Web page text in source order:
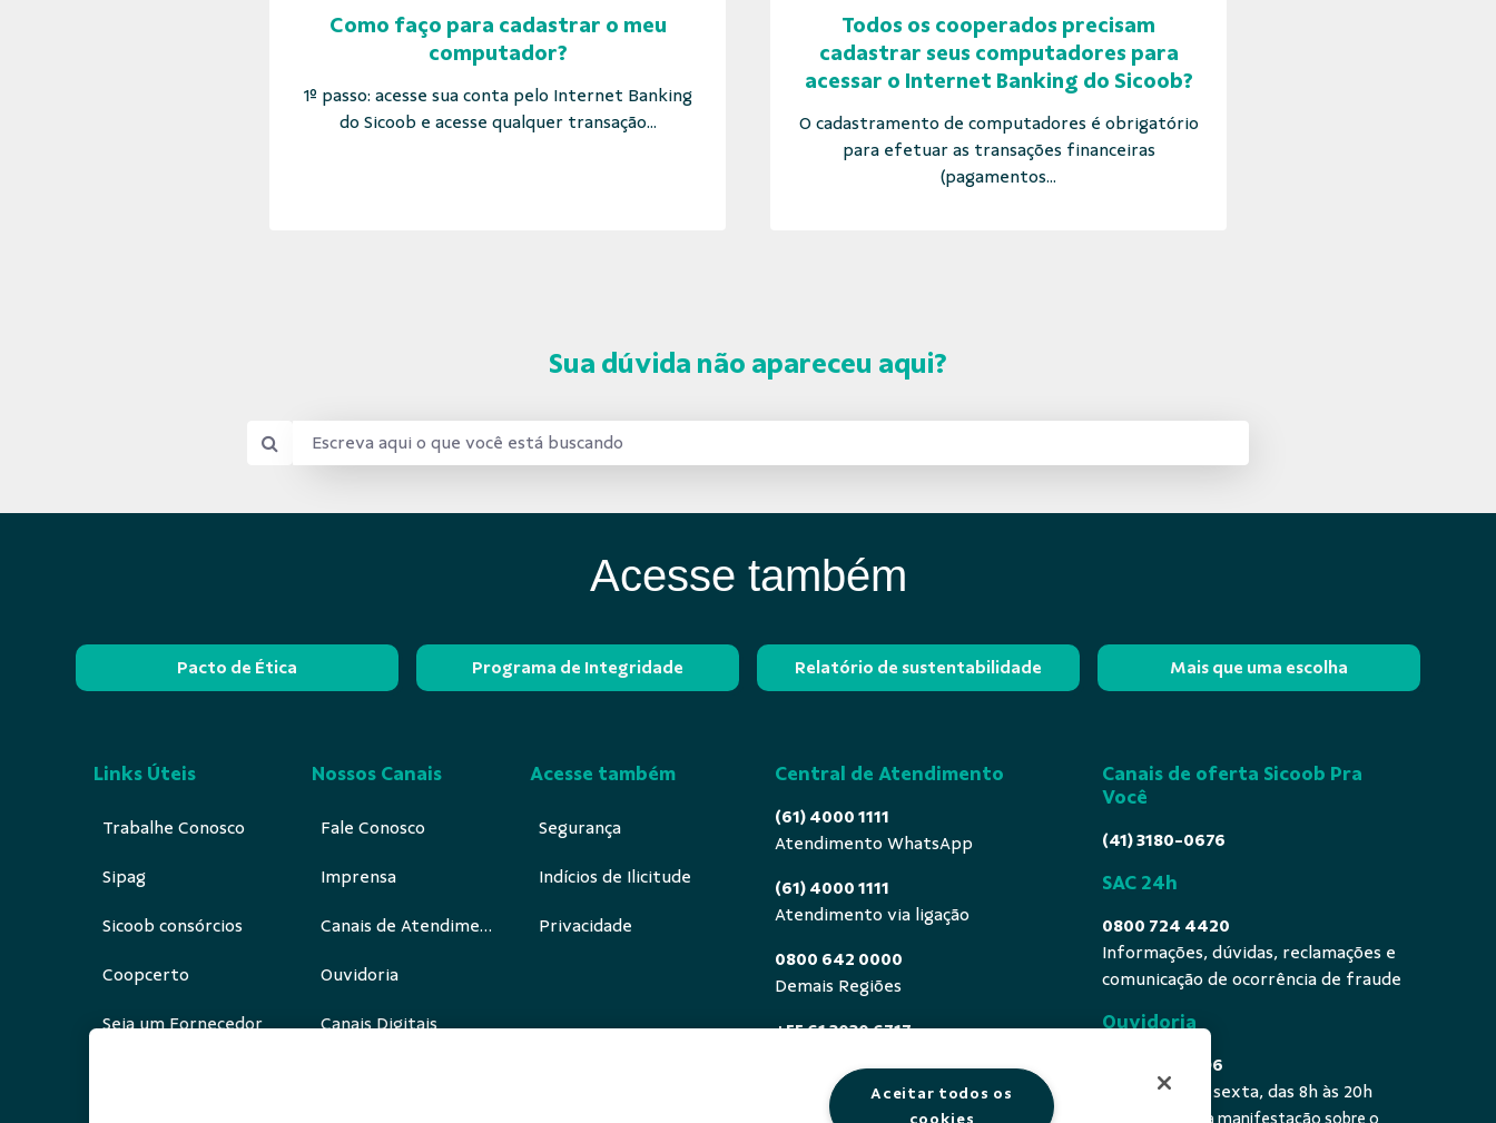
Como faço para cadastrar o meu
computador?
1º passo: acesse sua conta pelo Internet Banking
do Sicoob e acesse qualquer transação...
Todos os cooperados precisam
cadastrar seus computadores para
acessar o Internet Banking do Sicoob?
O cadastramento de computadores é obrigatório
para efetuar as transações financeiras
(pagamentos...
Sua dúvida não apareceu aqui?
Acesse também
Pacto de Ética Programa de Integridade Relatório de sustentabilidade Mais que uma escolha
Links Úteis
Trabalhe Conosco
Sipag
Sicoob consórcios
Coopcerto
Seja um Fornecedor
Nossos Canais
Fale Conosco
Imprensa
Canais de Atendimento
Ouvidoria
Canais Digitais
Acesse também
Segurança
Indícios de Ilicitude
Privacidade
Central de Atendimento
(61) 4000 1111
Atendimento WhatsApp
(61) 4000 1111
Atendimento via ligação
0800 642 0000
Demais Regiões
+55 61 3030 6717
0800 940 0458
Canais de oferta Sicoob Pra
Você
(41) 3180-0676
SAC 24h
0800 724 4420
Informações, dúvidas, reclamações e
comunicação de ocorrência de fraude
Ouvidoria
0800 725 0996
De segunda a sexta, das 8h às 20h
É a sua primeira manifestação sobre o
Aceitar todos os
cookies